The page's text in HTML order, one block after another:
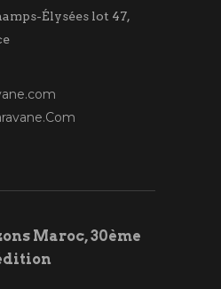
Élysées lot 47,
Maroc, 30ème